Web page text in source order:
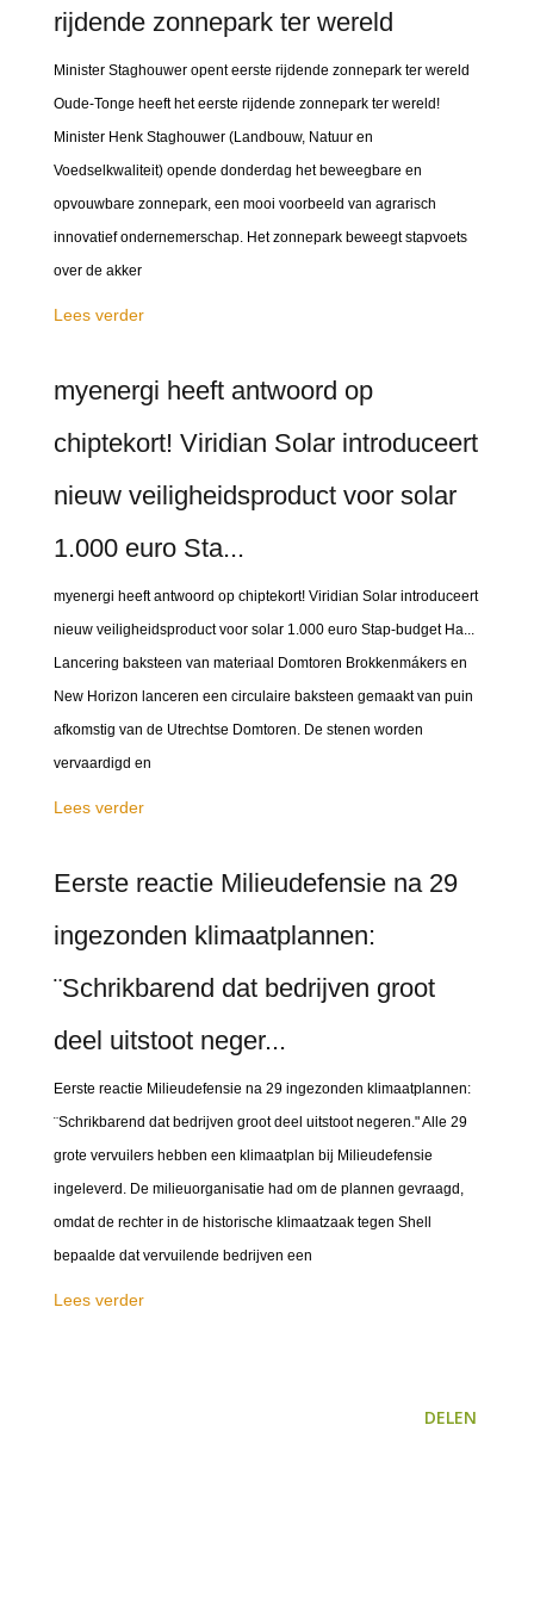
rijdende zonnepark ter wereld
Minister Staghouwer opent eerste rijdende zonnepark ter wereld
Oude-Tonge heeft het eerste rijdende zonnepark ter wereld!
Minister Henk Staghouwer (Landbouw, Natuur en
Voedselkwaliteit) opende donderdag het beweegbare en
opvouwbare zonnepark, een mooi voorbeeld van agrarisch
innovatief ondernemerschap. Het zonnepark beweegt stapvoets
over de akker
Lees verder
myenergi heeft antwoord op
chiptekort! Viridian Solar introduceert
nieuw veiligheidsproduct voor solar
1.000 euro Sta...
myenergi heeft antwoord op chiptekort! Viridian Solar introduceert
nieuw veiligheidsproduct voor solar 1.000 euro Stap-budget Ha...
Lancering baksteen van materiaal Domtoren Brokkenmákers en
New Horizon lanceren een circulaire baksteen gemaakt van puin
afkomstig van de Utrechtse Domtoren. De stenen worden
vervaardigd en
Lees verder
Eerste reactie Milieudefensie na 29
ingezonden klimaatplannen:
¨Schrikbarend dat bedrijven groot
deel uitstoot neger...
Eerste reactie Milieudefensie na 29 ingezonden klimaatplannen:
¨Schrikbarend dat bedrijven groot deel uitstoot negeren." Alle 29
grote vervuilers hebben een klimaatplan bij Milieudefensie
ingeleverd. De milieuorganisatie had om de plannen gevraagd,
omdat de rechter in de historische klimaatzaak tegen Shell
bepaalde dat vervuilende bedrijven een
Lees verder
DELEN